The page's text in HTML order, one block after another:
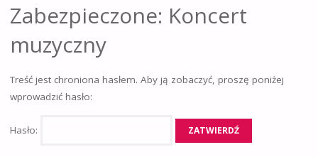
Zabezpieczone: Koncert
muzyczny
Treść jest chroniona hasłem. Aby ją zobaczyć, proszę poniżej
wprowadzić hasło:
Hasło: